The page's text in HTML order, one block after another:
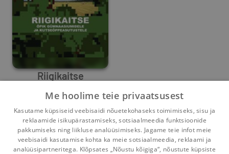
Riigikaitse
0 3
Me hoolime teie privaatsusest
Kasutame küpsiseid veebisaidi nõuetekohaseks toimimiseks, sisu ja
reklaamide isikupärastamiseks, sotsiaalmeedia funktsioonide
pakkumiseks ning liikluse analüüsimiseks. Jagame teie infot meie
veebisaidi kasutamise kohta ka meie sotsiaalmeedia, reklaami ja
analüüsipartneritega. Klõpsates „Nõustu kõigiga“, nõustute küpsiste